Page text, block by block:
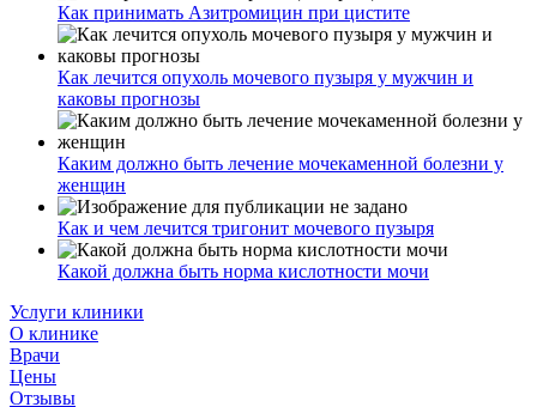
Как принимать Азитромицин при цистите
Как лечится опухоль мочевого пузыря у мужчин и
каковы прогнозы
Каким должно быть лечение мочекаменной болезни у
женщин
Как и чем лечится тригонит мочевого пузыря
Какой должна быть норма кислотности мочи
Услуги клиники
О клинике
Врачи
Цены
Отзывы